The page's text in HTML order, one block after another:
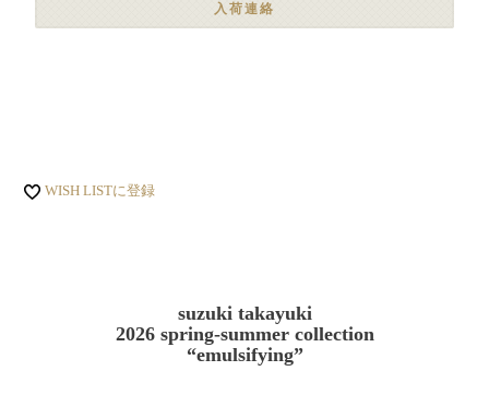
入荷連絡
WISH LISTに登録
suzuki takayuki
2026 spring-summer collection
“emulsifying”